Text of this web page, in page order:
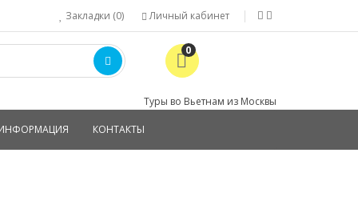
Личный кабинет
Закладки (0)
0
Туры во Вьетнам из Москвы
КОНТАКТЫ